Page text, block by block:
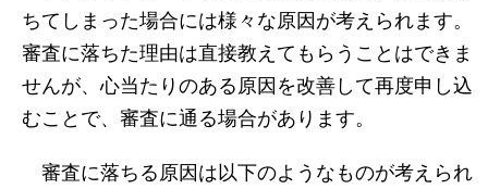
ちてしまった場合には様々な原因が考えられます。
審査に落ちた理由は直接教えてもらうことはできま
せんが、心当たりのある原因を改善して再度申し込
むことで、審査に通る場合があります。
審査に落ちる原因は以下のようなものが考えられ